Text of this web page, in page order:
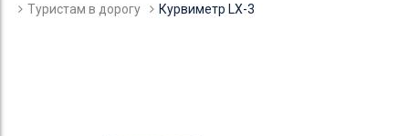
Туристам в дорогу
Курвиметр LX-3